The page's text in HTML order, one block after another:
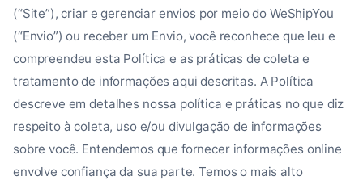
(“Site”), criar e gerenciar envios por meio do WeShipYou
(“Envio”) ou receber um Envio, você reconhece que leu e
compreendeu esta Política e as práticas de coleta e
tratamento de informações aqui descritas. A Política
descreve em detalhes nossa política e práticas no que diz
respeito à coleta, uso e/ou divulgação de informações
sobre você. Entendemos que fornecer informações online
envolve confiança da sua parte. Temos o mais alto